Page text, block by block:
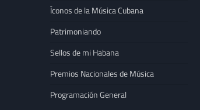
Íconos de la Música Cubana
Patrimoniando
Sellos de mi Habana
Premios Nacionales de Música
Programación General